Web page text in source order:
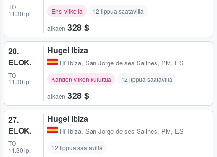
TO
11.30 ip.
Ensi viikolla 12 lippua saatavilla
alkaen 328 $
20.
ELOK.
TO
11.30 ip.
Hugel Ibiza
Hï Ibiza, San Jorge de ses Salines, PM, ES
Kahden viikon kuluttua 12 lippua saatavilla
alkaen 328 $
27.
ELOK.
TO
11.30 ip.
Hugel Ibiza
Hï Ibiza, San Jorge de ses Salines, PM, ES
12 lippua saatavilla